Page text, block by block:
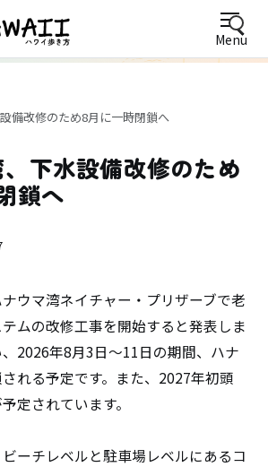
Menu
備改修のため8月に一時閉鎖へ
下水設備改修のため
鎖へ
ウマ湾ネイチャー・プリザーブで老
ムの改修工事を開始すると発表しま
2026年8月3日〜11日の期間、ハナ
れる予定です。また、2027年初頭
定されています。
ーチレベルと駐車場レベルにあるコ